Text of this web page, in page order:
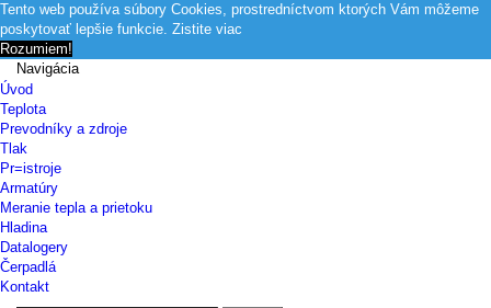
Tento web používa súbory Cookies, prostredníctvom ktorých Vám môžeme
poskytovať lepšie funkcie. Zistite viac
Rozumiem!
Navigácia
Úvod
Teplota
Prevodníky a zdroje
Tlak
Pr=istroje
Armatúry
Meranie tepla a prietoku
Hladina
Datalogery
Čerpadlá
Kontakt